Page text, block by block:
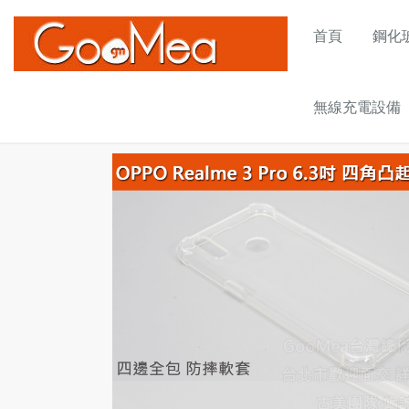
首頁 鋼化
無線充電設備